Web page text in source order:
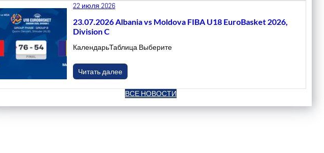
22 июля 2026
23.07.2026 Albania vs Moldova FIBA U18 EuroBasket 2026,
Division C
КалендарьТаблица Выберите
Читать далее
ВСЕ НОВОСТИ